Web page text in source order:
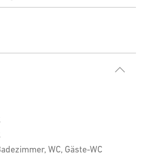
WC, Gäste-WC